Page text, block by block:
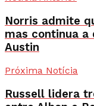
Norris admite
mas continua a
Austin
Próxima Notícia
Russell lidera